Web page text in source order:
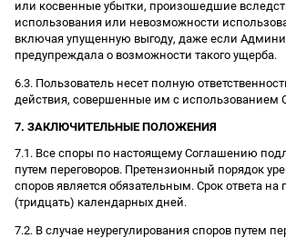
или косвенные убытки, произошедшие
использования или невозможности
включая упущенную выгоду, даже если
предупреждала о возможности такого ущерба.
6.3. Пользователь несет полную
действия, совершенные им с использованием
7. ЗАКЛЮЧИТЕЛЬНЫЕ ПОЛОЖЕНИЯ
7.1. Все споры по настоящему Соглашению
путем переговоров. Претензионный порядок
споров является обязательным. Срок ответа
(тридцать) календарных дней.
7.2. В случае неурегулирования споров путем